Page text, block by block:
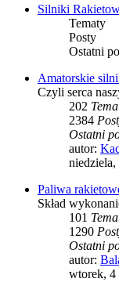
Silniki
Tematy
Posty
Ostatni
Amatorskie
Czyli serca
202
2384
Ostatni
autor:
Paliwa
Skład
101
1290
Ostatni
autor:
wtorek, 4